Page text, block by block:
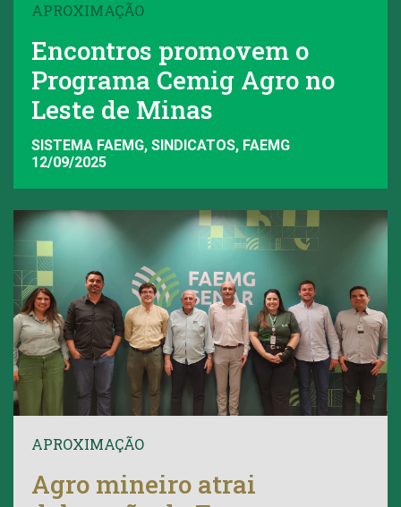
APROXIMAÇÃO
Encontros promovem o
Programa Cemig Agro no
Leste de Minas
SISTEMA FAEMG, SINDICATOS, FAEMG
12/09/2025
APROXIMAÇÃO
Agro mineiro atrai